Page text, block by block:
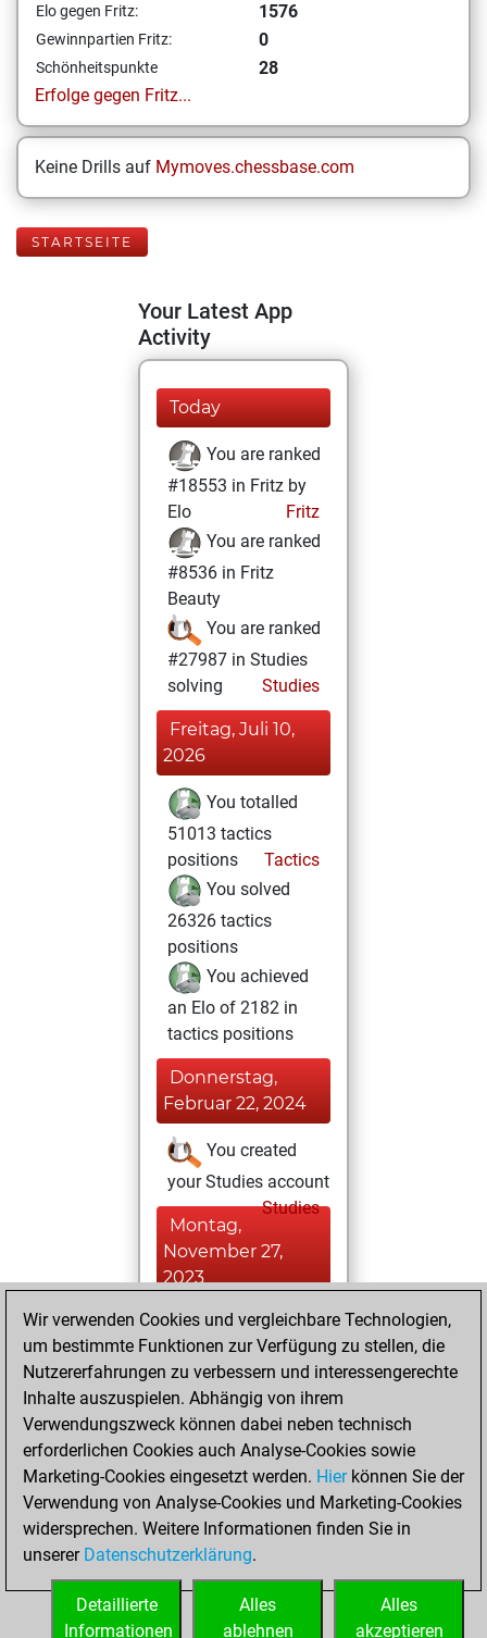
Elo gegen Fritz: 1576
Gewinnpartien Fritz: 0
Schönheitspunkte
28
Erfolge gegen Fritz...
Keine Drills auf Mymoves.chessbase.com
STARTSEITE
Your Latest App
Activity
Today
You are ranked
#18553 in Fritz by
Elo
Fritz
You are ranked
#8536 in Fritz
Beauty
You are ranked
#27987 in Studies
solving
Studies
Freitag, Juli 10,
2026
You totalled
51013 tactics
positions
Tactics
You solved
26326 tactics
positions
You achieved
an Elo of 2182 in
tactics positions
Donnerstag,
Februar 22, 2024
You created
your Studies account
Studies
Montag,
November 27,
2023
You achieved a
BeautyScore of 28
Fritz
achieved a new Elo
of 1576
Freitag, Januar 14,
2022
You created
your Fritz account
Wir verwenden Cookies und vergleichbare Technologien,
um bestimmte Funktionen zur Verfügung zu stellen, die
Nutzererfahrungen zu verbessern und interessengerechte
Inhalte auszuspielen. Abhängig von ihrem
Verwendungszweck können dabei neben technisch
erforderlichen Cookies auch Analyse-Cookies sowie
Marketing-Cookies eingesetzt werden. Hierkönnen Sie der
Verwendung von Analyse-Cookies und Marketing-Cookies
widersprechen. Weitere Informationen finden Sie in
unserer Datenschutzerklärung.
Alles
akzeptieren
Alles
ablehnen
Detaillierte
Informationen